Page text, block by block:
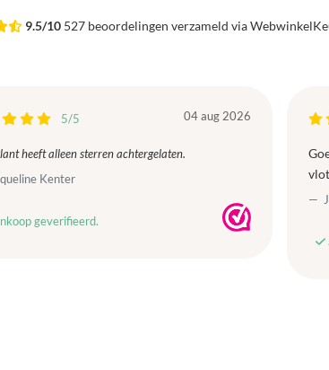
9.5/10527 beoordelingen verzameld via
5/5 04 aug 2026
heeft alleen sterren achtergelaten.
Kenter
geverifieerd.